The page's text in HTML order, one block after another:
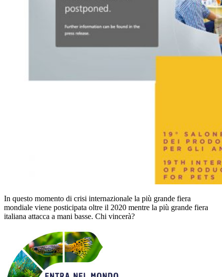
In questo momento di crisi internazionale la più grande fiera
mondiale viene posticipata oltre il 2020 mentre la più grande fiera
italiana attacca a mani basse. Chi vincerà?